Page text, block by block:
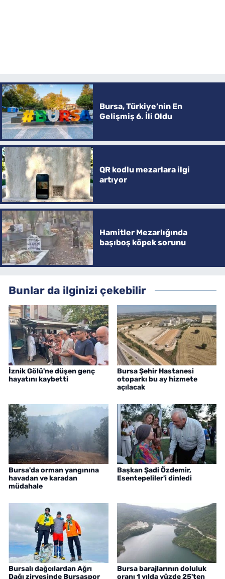
Bursa, Türkiye’nin En
Gelişmiş 6. İli Oldu
QR kodlu mezarlara ilgi
artıyor
Hamitler Mezarlığında
başıboş köpek sorunu
Bunlar da ilginizi çekebilir
İznik Gölü'ne düşen genç
hayatını kaybetti
Bursa Şehir Hastanesi
otoparkı bu ay hizmete
açılacak
Bursa'da orman yangınına
havadan ve karadan
müdahale
Başkan Şadi Özdemir,
Esentepeliler'i dinledi
Bursalı dağcılardan Ağrı
Dağı zirvesinde Bursaspor
Bursa barajlarının doluluk
oranı 1 yılda yüzde 25'ten